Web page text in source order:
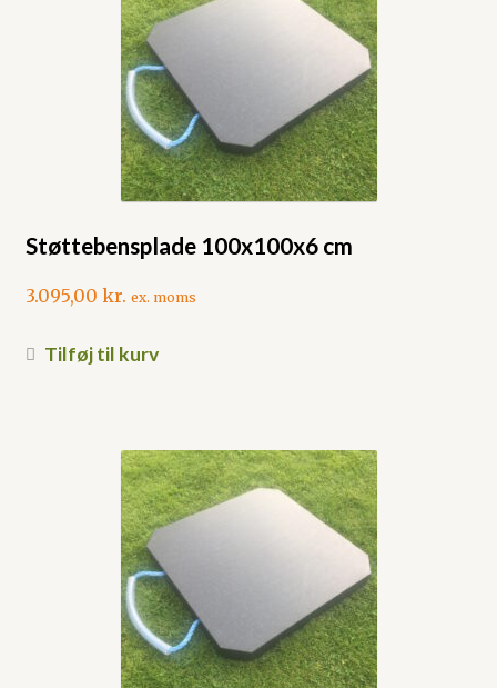
Støttebensplade 100x100x6 cm
3.095,00 kr. ex. moms
Tilføj til kurv